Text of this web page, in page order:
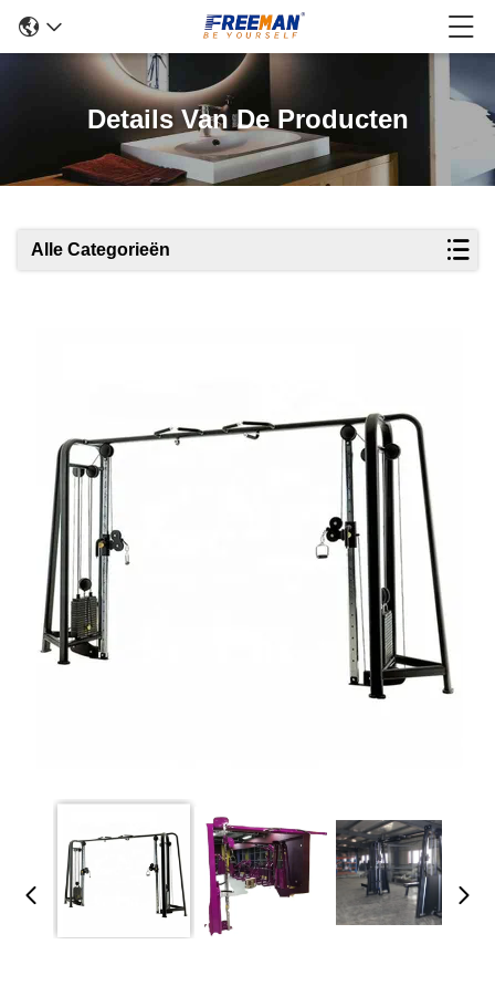
Details Van De Producten
Alle Categorieën